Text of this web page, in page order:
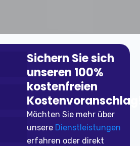
Sichern Sie sich
unseren 100%
kostenfreien
Möchten Sie mehr über
unsere Dienstleistungen
erfahren oder direkt